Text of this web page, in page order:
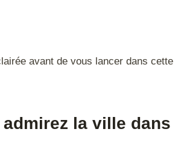
avant de vous lancer dans cette
la ville dans